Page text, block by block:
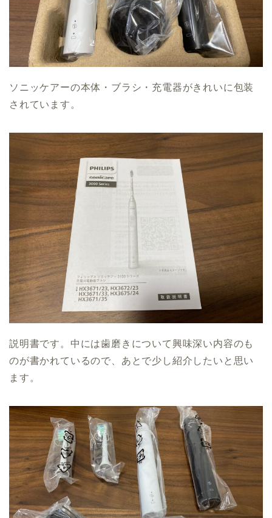
ソニッケアーの本体・ブラシ・充電器がきれいに包装
されています。
説明書です。中には歯磨きについて興味深い内容のも
のが書かれているので、あとで少し紹介したいと思い
ます。